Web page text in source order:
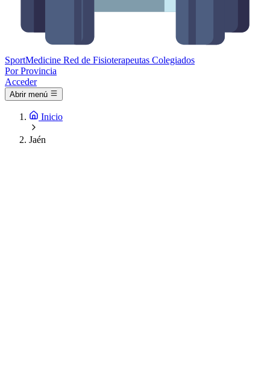
SportMedicine Red de Fisioterapeutas Colegiados
Por Provincia
Acceder
Abrir menú
Inicio
Jaén